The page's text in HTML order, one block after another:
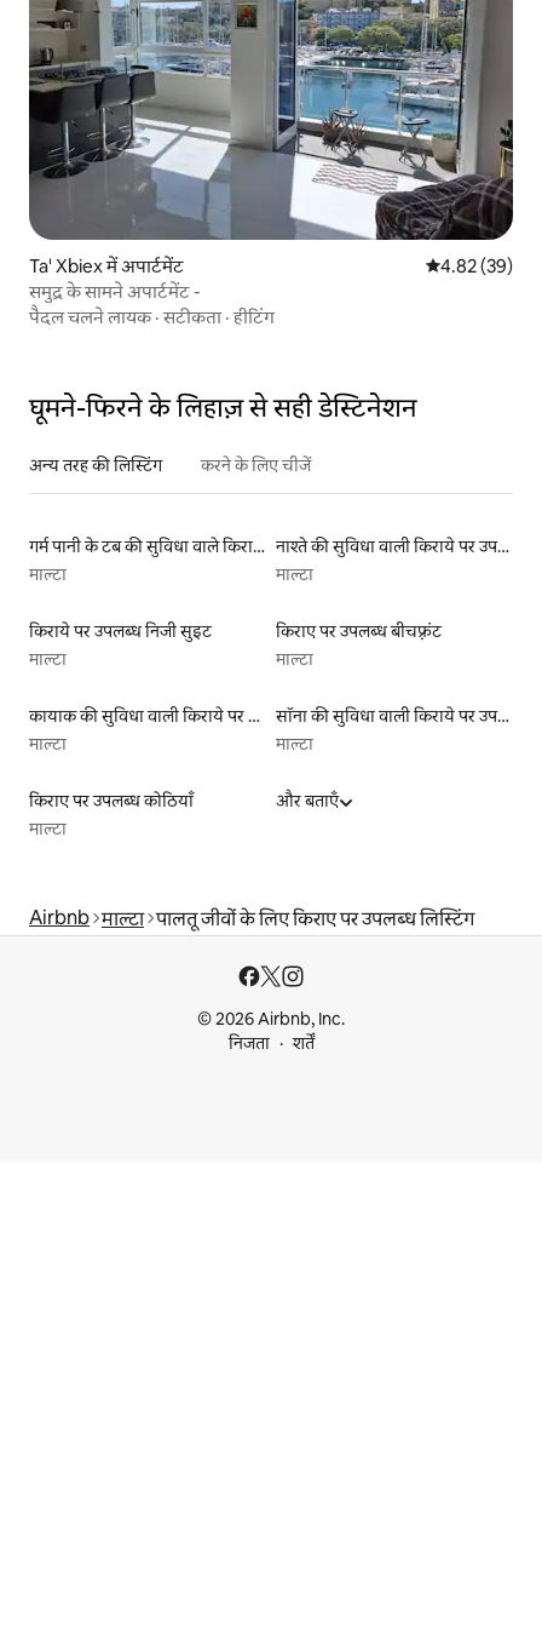
Ta' Xbiex में अपार्टमेंट औसत रेटिंग 5 में
4.82 (39)
समुद्र के सामने अपार्टमेंट -
पैदल चलने लायक·सटीकता ·हीटिंग
घूमने-फिरने के लिहाज़ से सही डेस्टिनेशन
अन्य तरह की लिस्टिंग करने के लिए चीजें
गर्म पानी के टब की सुविधा वाले किराये पर उपलब्ध यर्ट टेंट
माल्टा
नाश्ते की सुविधा वाली किराये पर उपलब्ध लिस्टिंग
माल्टा
किराये पर उपलब्ध निजी सुइट
माल्टा
किराए पर उपलब्ध बीचफ़्रंट
माल्टा
कायाक की सुविधा वाली किराये पर उपलब्ध लिस्टिंग
माल्टा
सॉना की सुविधा वाली किराये पर उपलब्ध लिस्टिंग
माल्टा
किराए पर उपलब्ध कोठियाँ
माल्टा
और बताएँ
Airbnb माल्टा पालतू जीवों के लिए किराए पर उपलब्ध लिस्टिंग
© 2026 Airbnb, Inc.
निजता
शर्तें